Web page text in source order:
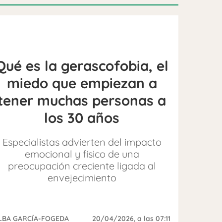
es la gerascofobia, el
miedo que empiezan a
muchas personas a
los 30 años
Especialistas advierten del impacto
emocional y físico de una
preocupación creciente ligada al
envejecimiento
GARCÍA-FOGEDA 20/04/2026, a las 07:11